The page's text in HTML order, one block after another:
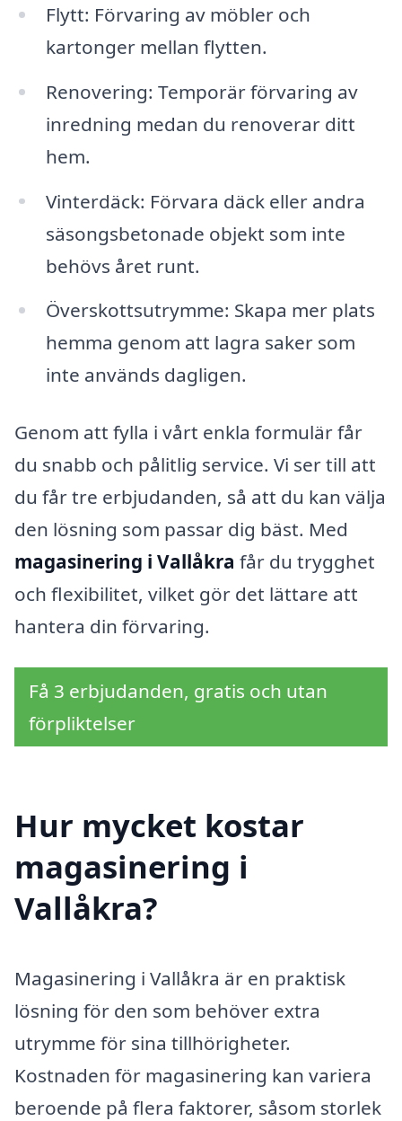
Flytt: Förvaring av möbler och
kartonger mellan flytten.
Renovering: Temporär förvaring av
inredning medan du renoverar ditt
hem.
Vinterdäck: Förvara däck eller andra
säsongsbetonade objekt som inte
behövs året runt.
Överskottsutrymme: Skapa mer plats
hemma genom att lagra saker som
inte används dagligen.
Genom att fylla i vårt enkla formulär får
du snabb och pålitlig service. Vi ser till att
du får tre erbjudanden, så att du kan välja
den lösning som passar dig bäst. Med
magasinering i Vallåkra får du trygghet
och flexibilitet, vilket gör det lättare att
hantera din förvaring.
Få 3 erbjudanden, gratis och utan
förpliktelser
Hur mycket kostar
magasinering i
Vallåkra?
Magasinering i Vallåkra är en praktisk
lösning för den som behöver extra
utrymme för sina tillhörigheter.
Kostnaden för magasinering kan variera
beroende på flera faktorer, såsom storlek